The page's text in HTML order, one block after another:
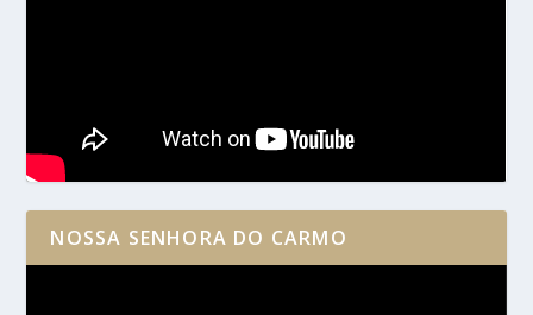
NOSSA SENHORA DO CARMO